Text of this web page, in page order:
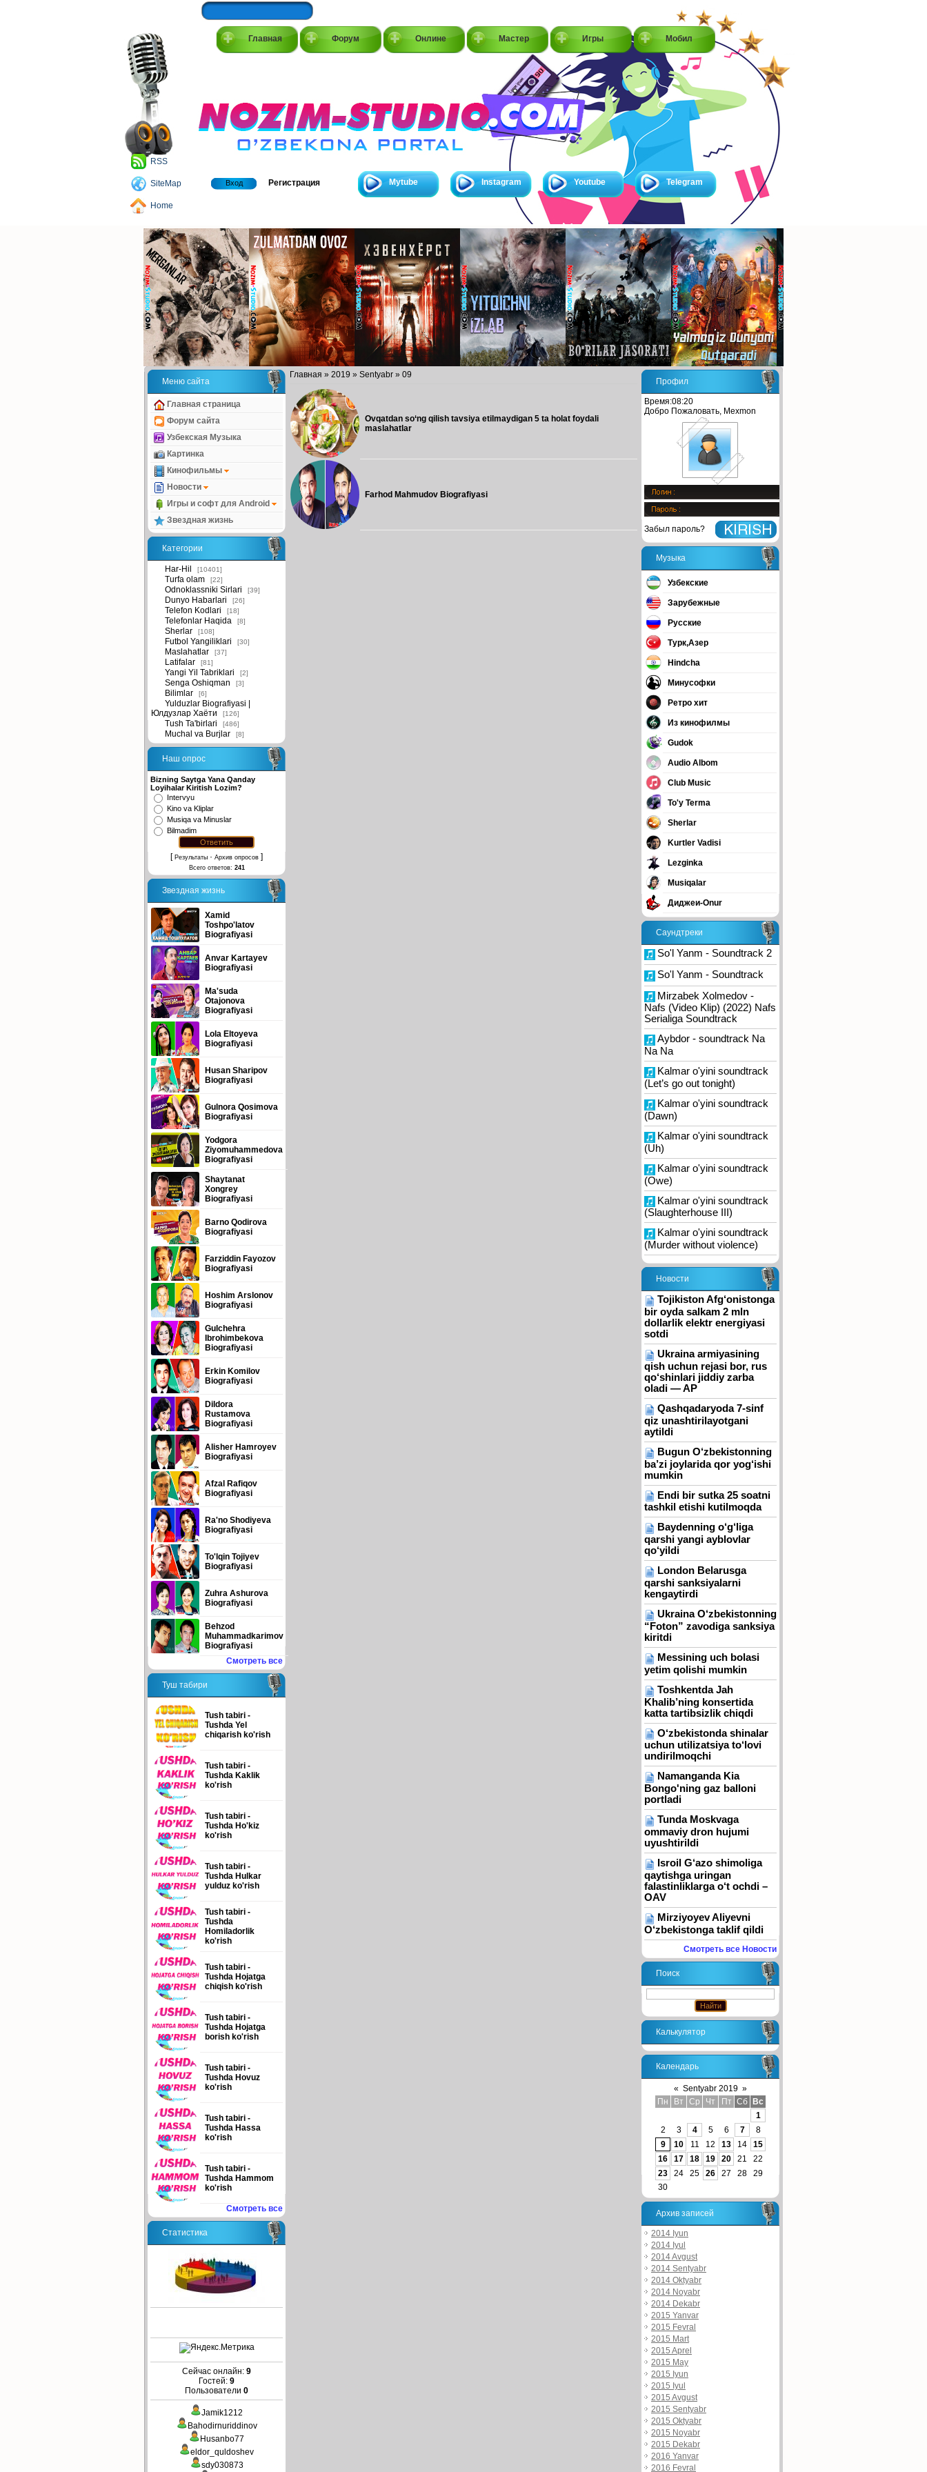
Главная Форум Онлине Мастер Игры Мобил
RSS
SiteMap
Home
Вход Регистрация Mytube Instagram Youtube Telegram
Меню сайта
Главная страница
Форум сайта
Узбекская Музыка
Картинка
Кинофильмы
Новости
Игры и софт для Android
Звездная жизнь
Категории
Har-Hil [10401]
Turfa olam [22]
Odnoklassniki Sirlari [39]
Dunyo Habarlari [26]
Telefon Kodlari [18]
Telefonlar Haqida [8]
Sherlar [108]
Futbol Yangiliklari [30]
Maslahatlar [37]
Latifalar [81]
Yangi Yil Tabriklari [2]
Senga Oshiqman [3]
Bilimlar [6]
Yulduzlar Biografiyasi |
Юлдузлар Хаёти
[126]
Tush Ta'birlari [486]
Muchal va Burjlar [8]
Наш опрос
Bizning Saytga Yana Qanday
Loyihalar Kiritish Lozim?
Intervyu
Kino va Kliplar
Musiqa va Minuslar
Bilmadim
[ Результаты · Архив опросов ]
Всего ответов: 241
Звездная жизнь
Xamid
Toshpo'latov
Biografiyasi
Anvar Kartayev
Biografiyasi
Ma'suda
Otajonova
Biografiyasi
Lola Eltoyeva
Biografiyasi
Husan Sharipov
Biografiyasi
Gulnora Qosimova
Biografiyasi
Yodgora
Ziyomuhammedova
Biografiyasi
Shaytanat
Xongrey
Biografiyasi
Barno Qodirova
Biografiyasi
Farziddin Fayozov
Biografiyasi
Hoshim Arslonov
Biografiyasi
Gulchehra
Ibrohimbekova
Biografiyasi
Erkin Komilov
Biografiyasi
Dildora
Rustamova
Biografiyasi
Alisher Hamroyev
Biografiyasi
Afzal Rafiqov
Biografiyasi
Ra'no Shodiyeva
Biografiyasi
To'lqin Tojiyev
Biografiyasi
Zuhra Ashurova
Biografiyasi
Behzod
Muhammadkarimov
Biografiyasi
Смотреть все
Туш табири
Tush tabiri -
Tushda Yel
chiqarish ko'rish
Tush tabiri -
Tushda Kaklik
ko'rish
Tush tabiri -
Tushda Ho'kiz
ko'rish
Tush tabiri -
Tushda Hulkar
yulduz ko'rish
Tush tabiri -
Tushda
Homiladorlik
ko'rish
Tush tabiri -
Tushda Hojatga
chiqish ko'rish
Tush tabiri -
Tushda Hojatga
borish ko'rish
Tush tabiri -
Tushda Hovuz
ko'rish
Tush tabiri -
Tushda Hassa
ko'rish
Tush tabiri -
Tushda Hammom
ko'rish
Смотреть все
Статистика
Сейчас онлайн: 9
Гостей: 9
Пользователи 0
Jamik1212
Bahodirnuriddinov
Husanbo77
eldor_quldoshev
sdy030873
Главная » 2019 » Sentyabr » 09
Ovqatdan so‘ng qilish tavsiya etilmaydigan 5 ta holat foydali
maslahatlar
Farhod Mahmudov Biografiyasi
Профил
Время:08:20
Добро Пожаловать, Mexmon
Забыл пароль?
Музыка
Узбекские
Зарубежные
Русские
Турк,Азер
Hindcha
Минусофки
Ретро хит
Из кинофилмы
Gudok
Audio Albom
Club Music
To'y Terma
Sherlar
Kurtler Vadisi
Lezginka
Musiqalar
Диджеи-Onur
Саундтреки
So'l Yanm - Soundtrack 2
So'l Yanm - Soundtrack
Mirzabek Xolmedov -
Nafs (Video Klip) (2022) Nafs
Serialiga Soundtrack
Aybdor - soundtrack Na
Na Na
Kalmar o'yini soundtrack
(Let’s go out tonight)
Kalmar o'yini soundtrack
(Dawn)
Kalmar o'yini soundtrack
(Uh)
Kalmar o'yini soundtrack
(Owe)
Kalmar o'yini soundtrack
(Slaughterhouse III)
Kalmar o'yini soundtrack
(Murder without violence)
Новости
Tojikiston Afg‘onistonga
bir oyda salkam 2 mln
dollarlik elektr energiyasi
sotdi
Ukraina armiyasining
qish uchun rejasi bor, rus
qo‘shinlari jiddiy zarba
oladi — AP
Qashqadaryoda 7-sinf
qiz unashtirilayotgani
aytildi
Bugun O‘zbekistonning
ba’zi joylarida qor yog‘ishi
mumkin
Endi bir sutka 25 soatni
tashkil etishi kutilmoqda
Baydenning o‘g‘liga
qarshi yangi ayblovlar
qo‘yildi
London Belarusga
qarshi sanksiyalarni
kengaytirdi
Ukraina O‘zbekistonning
“Foton” zavodiga sanksiya
kiritdi
Messining uch bolasi
yetim qolishi mumkin
Toshkentda Jah
Khalib’ning konsertida
katta tartibsizlik chiqdi
O‘zbekistonda shinalar
uchun utilizatsiya to‘lovi
undirilmoqchi
Namanganda Kia
Bongo'ning gaz balloni
portladi
Tunda Moskvaga
ommaviy dron hujumi
uyushtirildi
Isroil G‘azo shimoliga
qaytishga uringan
falastinliklarga o‘t ochdi –
OAV
Mirziyoyev Aliyevni
O‘zbekistonga taklif qildi
Смотреть все Новости
Поиск
Калькулятор
Календарь
« Sentyabr 2019 »
Пн
Вт Ср Чт Пт Сб Вс
1
2
3 4 5 6 7
8
9
10 11 12 13 14
15
16
17 18 19 20 21
22
23
24 25 26 27 28
29
30
Архив записей
2014 Iyun
2014 Iyul
2014 Avgust
2014 Sentyabr
2014 Oktyabr
2014 Noyabr
2014 Dekabr
2015 Yanvar
2015 Fevral
2015 Mart
2015 Aprel
2015 May
2015 Iyun
2015 Iyul
2015 Avgust
2015 Sentyabr
2015 Oktyabr
2015 Noyabr
2015 Dekabr
2016 Yanvar
2016 Fevral